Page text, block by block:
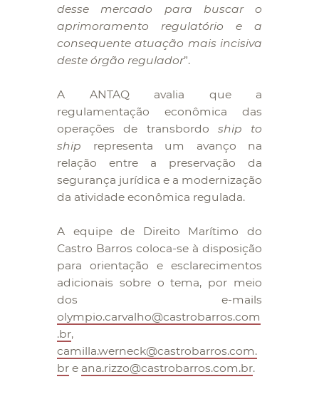
desse mercado para buscar o
aprimoramento regulatório e a
consequente atuação mais incisiva
deste órgão regulador”.
A ANTAQ avalia que a
regulamentação econômica das
operações de transbordo ship to
ship representa um avanço na
relação entre a preservação da
segurança jurídica e a modernização
da atividade econômica regulada.
A equipe de Direito Marítimo do
Castro Barros coloca-se à disposição
para orientação e esclarecimentos
adicionais sobre o tema, por meio
dos e-mails
olympio.carvalho@castrobarros.com
.br,
camilla.werneck@castrobarros.com.
br e ana.rizzo@castrobarros.com.br.